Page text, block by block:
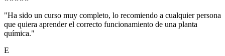
"Ha sido un curso muy completo, lo recomiendo a cualquier persona
que quiera aprender el correcto funcionamiento de una planta
química."
E